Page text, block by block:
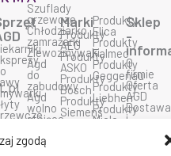
zgodą
Szuflady
grzewcze
Chłodziarko
zamrażarki
Zlewozmywaki
Agd
do
zabudowy
Agd
wolno
stojące
Marki
Produkty
AEG
Produkty
ASKO
Produkty
Bosch
Produkty
Siemens
Produkty
Produkty
Elica
Produkty
Falmec
Produkty
Geggenau
Produkty
Liebherr
Produkty
Miele
Sklep
-
O
firmie
Oferta
AGD
Dostawa
i